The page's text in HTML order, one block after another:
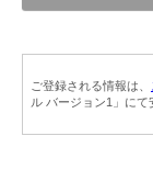
ます。
または電話番
い。ご記入漏
ご登録される情報は、
ル バージョン1」にて